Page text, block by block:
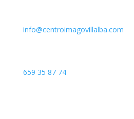
info@centroimagovillalba.com
659 35 87 74